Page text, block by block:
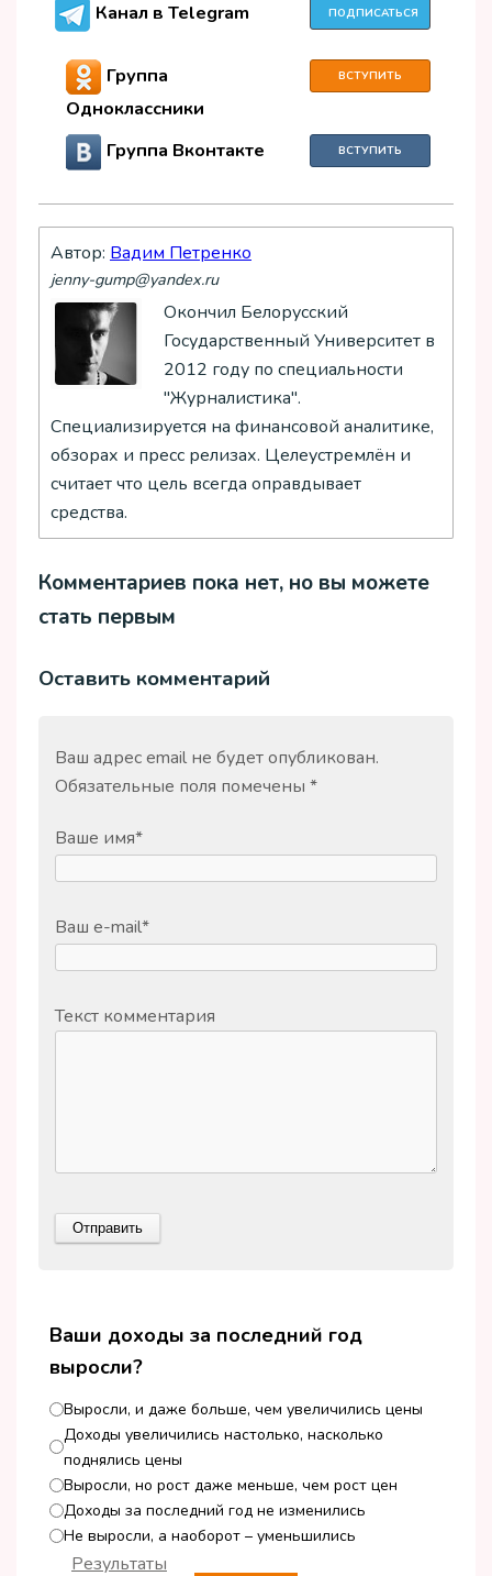
Канал в Telegram ПОДПИСАТЬСЯ
Группа
Одноклассники
ВСТУПИТЬ
Группа Вконтакте ВСТУПИТЬ
Автор: Вадим Петренко
jenny-gump@yandex.ru
Окончил Белорусский
Государственный Университет в
2012 году по специальности
"Журналистика".
Специализируется на финансовой аналитике,
обзорах и пресс релизах. Целеустремлён и
считает что цель всегда оправдывает
средства.
Комментариев пока нет, но вы можете
стать первым
Оставить комментарий
Ваш адрес email не будет опубликован.
Обязательные поля помечены *
Ваше имя*
Ваш e-mail*
Текст комментария
Ваши доходы за последний год
выросли?
Выросли, и даже больше, чем увеличились цены
Доходы увеличились настолько, насколько
поднялись цены
Выросли, но рост даже меньше, чем рост цен
Доходы за последний год не изменились
Не выросли, а наоборот – уменьшились
Результаты